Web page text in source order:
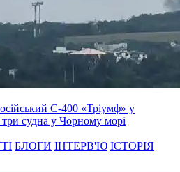
С-400 «Тріумф» у
судна у Чорному морі
БЛОГИ ІНТЕРВ'Ю ІСТОРІЯ